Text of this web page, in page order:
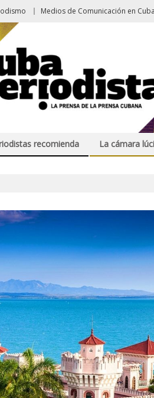
Medios de Comunicación en Cuba
recomienda La cámara